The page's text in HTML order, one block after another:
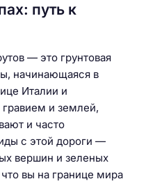
путь к
— это грунтовая
начинающаяся в
Италии и
и землей,
и часто
с этой дороги —
вершин и зеленых
вы на границе мира